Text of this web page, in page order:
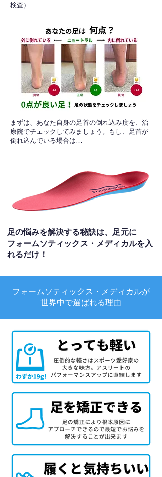
検査）​
​まずは、あなた自身の足首の倒れ込み度を、治
療院でチェックしてみましょう。もし、足首が
倒れ込んでいる場合は…
足の悩みを解決する秘訣は、足元に
フォームソティックス・メディカルを入
れるだけ！
フォームソティックス・メディカルが
世界中で選ばれる理由